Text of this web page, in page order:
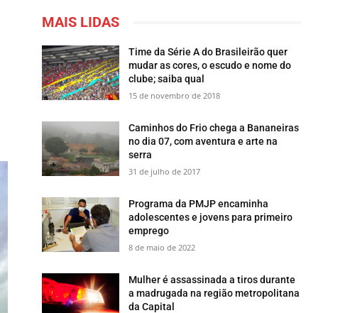
MAIS LIDAS
Time da Série A do Brasileirão quer
mudar as cores, o escudo e nome do
clube; saiba qual
15 de novembro de 2018
​Caminhos do Frio chega a Bananeiras
no dia 07, com aventura e arte na
serra
31 de julho de 2017
​Programa da PMJP encaminha
adolescentes e jovens para primeiro
emprego
8 de maio de 2022
Mulher é assassinada a tiros durante
a madrugada na região metropolitana
da Capital